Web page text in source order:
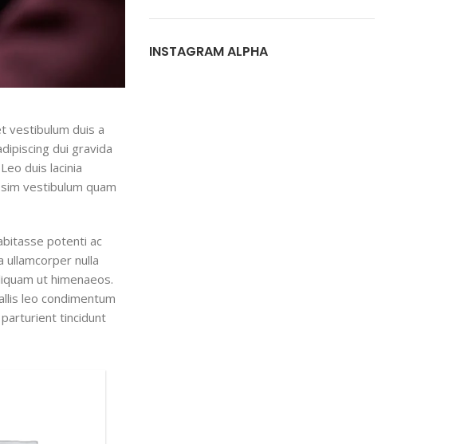
vestibulum duis a
dui gravida
duis lacinia
vestibulum quam
potenti ac
nulla
ut himenaeos.
leo condimentum
tincidunt
INSTAGRAM ALPHA